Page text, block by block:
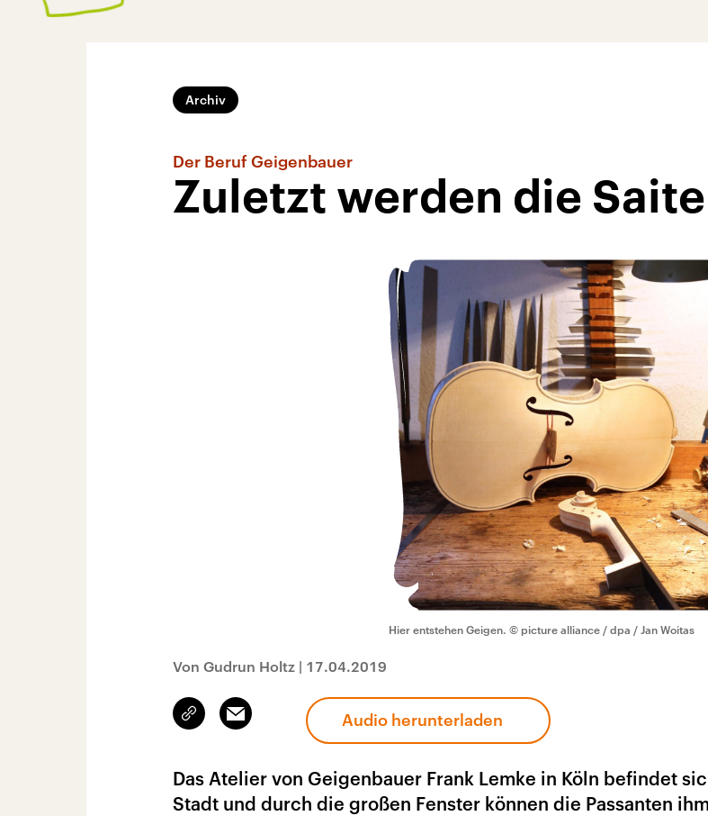
Archiv
Der Beruf Geigenbauer
Zuletzt werden die
Hier entstehen Geigen. © picture alliance / dpa / Jan Woitas
Von Gudrun Holtz | 17.04.2019
Link
kopieren/teilen
Email Audio herunterladen
Das Atelier von Geigenbauer Frank Lemke in Köln befindet
Stadt und durch die großen Fenster können die Passanten